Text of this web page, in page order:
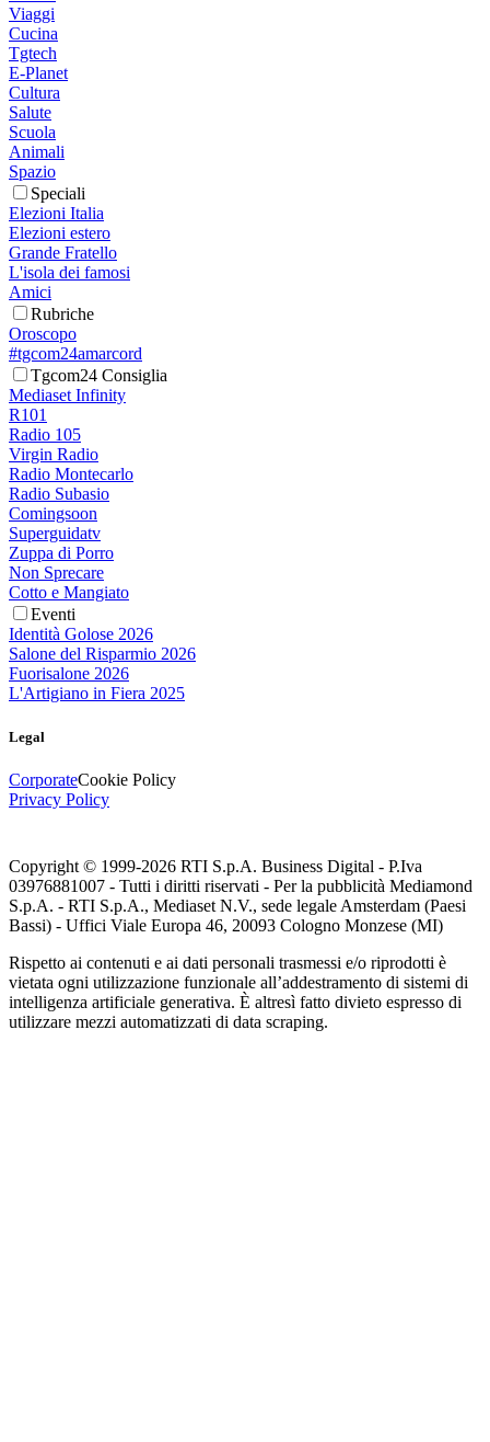
Viaggi
Cucina
Tgtech
E-Planet
Cultura
Salute
Scuola
Animali
Spazio
Speciali
Elezioni Italia
Elezioni estero
Grande Fratello
L'isola dei famosi
Amici
Rubriche
Oroscopo
#tgcom24amarcord
Tgcom24 Consiglia
Mediaset Infinity
R101
Radio 105
Virgin Radio
Radio Montecarlo
Radio Subasio
Comingsoon
Superguidatv
Zuppa di Porro
Non Sprecare
Cotto e Mangiato
Eventi
Identità Golose 2026
Salone del Risparmio 2026
Fuorisalone 2026
L'Artigiano in Fiera 2025
Legal
CorporateCookie Policy
Privacy Policy
Copyright © 1999-2026 RTI S.p.A. Business Digital - P.Iva
03976881007 - Tutti i diritti riservati - Per la pubblicità Mediamond
S.p.A. - RTI S.p.A., Mediaset N.V., sede legale Amsterdam (Paesi
Bassi) - Uffici Viale Europa 46, 20093 Cologno Monzese (MI)
Rispetto ai contenuti e ai dati personali trasmessi e/o riprodotti è
vietata ogni utilizzazione funzionale all’addestramento di sistemi di
intelligenza artificiale generativa. È altresì fatto divieto espresso di
utilizzare mezzi automatizzati di data scraping.